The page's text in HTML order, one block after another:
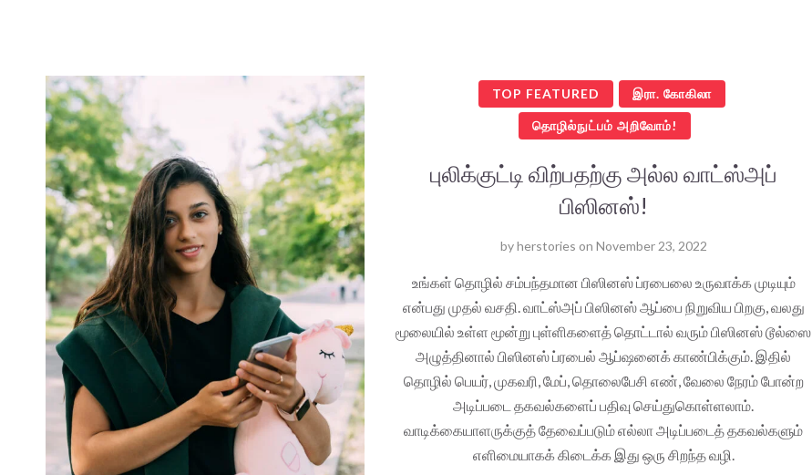
TOP FEATURED இரா. கோகிலா
தொழில்நுட்பம் அறிவோம்!
புலிக்குட்டி விற்பதற்கு அல்ல வாட்ஸ்அப்
பிஸினஸ்!
byherstories on November 23, 2022
உங்கள் தொழில் சம்பந்தமான பிஸினஸ் ப்ரபைலை உருவாக்க முடியும்
என்பது முதல் வசதி. வாட்ஸ்அப் பிஸினஸ் ஆப்பை நிறுவிய பிறகு, வலது
மூலையில் உள்ள மூன்று புள்ளிகளைத் தொட்டால் வரும் பிஸினஸ் டூல்ஸை
அழுத்தினால் பிஸினஸ் ப்ரபைல் ஆப்ஷனைக் காண்பிக்கும். இதில்
தொழில் பெயர், முகவரி, மேப், தொலைபேசி எண், வேலை நேரம் போன்ற
அடிப்படை தகவல்களைப் பதிவு செய்துகொள்ளலாம்.
வாடிக்கையாளருக்குத் தேவைப்படும் எல்லா அடிப்படைத் தகவல்களும்
எளிமையாகக் கிடைக்க இது ஒரு சிறந்த வழி.